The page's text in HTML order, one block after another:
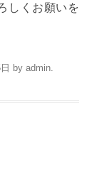
しくお願いを
by admin.